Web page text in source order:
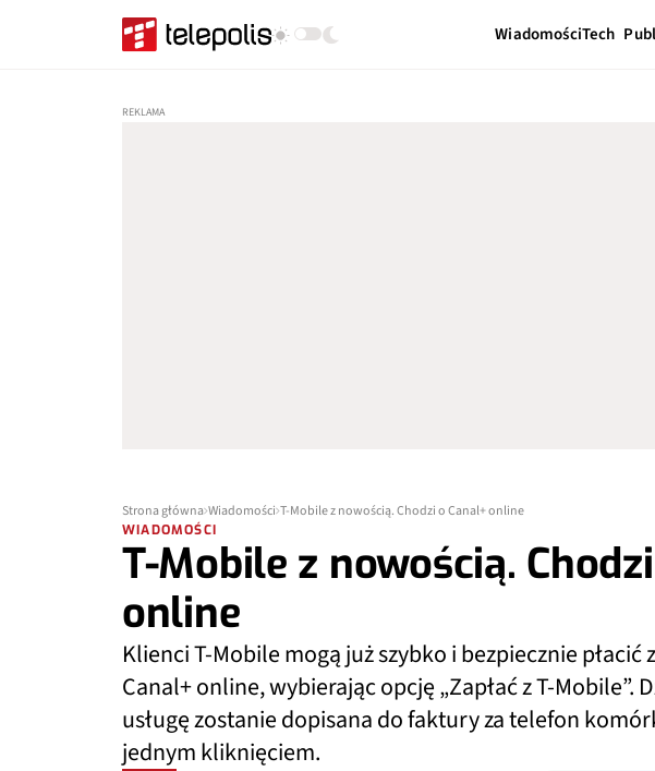
WiadomościTech
Strona główna Wiadomości T-Mobile z nowością. Chodzi o Canal+ online
WIADOMOŚCI
T-Mobile z nowością.
online
Klienci T-Mobile mogą już szybko i bezpiecznie płacić
Canal+ online, wybierając opcję „Zapłać z T-Mobile”.
usługę zostanie dopisana do faktury za telefon
jednym kliknięciem.